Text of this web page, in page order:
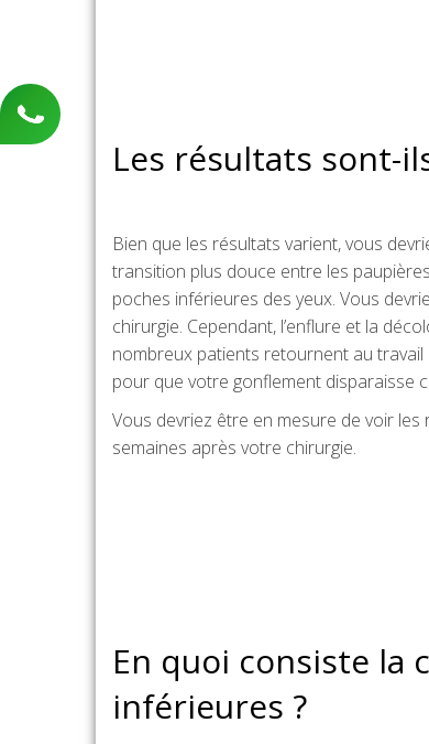
Les résultats sont-
Bien que les résultats varient, vous
transition plus douce entre les
poches inférieures des yeux. Vous
chirurgie. Cependant, l’enflure et la
nombreux patients retournent au
pour que votre gonflement disparaisse
Vous devriez être en mesure de voir
semaines après votre chirurgie.
En quoi consiste la
inférieures ?